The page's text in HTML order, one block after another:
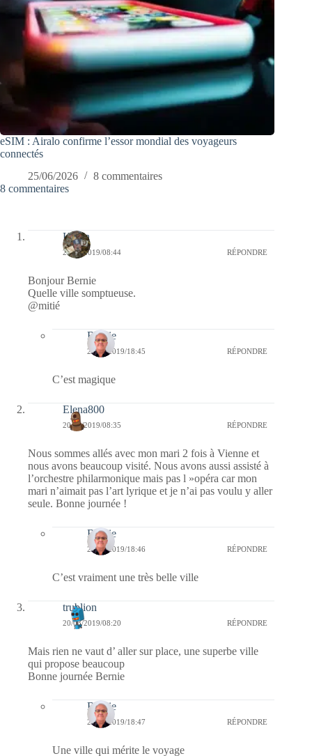
eSIM : Airalo confirme l’essor mondial des voyageurs
connectés
25/06/2026
8 commentaires
8 commentaires
Kévin
20/03/2019/08:44 RÉPONDRE
Bonjour Bernie
Quelle ville somptueuse.
@mitié
Bernie
21/03/2019/18:45 RÉPONDRE
C’est magique
Elena800
20/03/2019/08:35 RÉPONDRE
Nous sommes allés avec mon mari 2 fois à Vienne et
nous avons beaucoup visité. Nous avons aussi assisté à
l’orchestre philarmonique mais pas l »opéra car mon
mari n’aimait pas l’art lyrique et je n’ai pas voulu y aller
seule. Bonne journée !
Bernie
21/03/2019/18:46 RÉPONDRE
C’est vraiment une très belle ville
trublion
20/03/2019/08:20 RÉPONDRE
Mais rien ne vaut d’ aller sur place, une superbe ville
qui propose beaucoup
Bonne journée Bernie
Bernie
21/03/2019/18:47 RÉPONDRE
Une ville qui mérite le voyage